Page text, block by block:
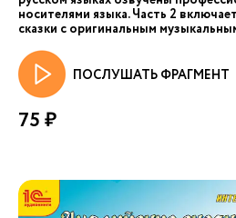
носителями языка. Часть 2
сказки с оригинальным
ПОСЛУШАТЬ ФРАГМЕНТ
75 ₽